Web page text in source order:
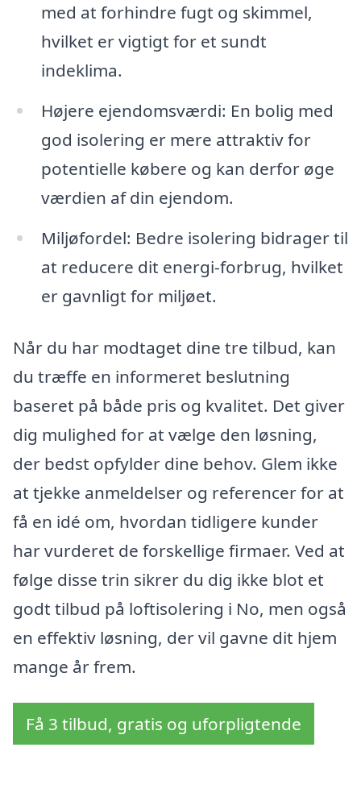
med at forhindre fugt og skimmel,
hvilket er vigtigt for et sundt
indeklima.
Højere ejendomsværdi: En bolig med
god isolering er mere attraktiv for
potentielle købere og kan derfor øge
værdien af din ejendom.
Miljøfordel: Bedre isolering bidrager til
at reducere dit energi-forbrug, hvilket
er gavnligt for miljøet.
Når du har modtaget dine tre tilbud, kan
du træffe en informeret beslutning
baseret på både pris og kvalitet. Det giver
dig mulighed for at vælge den løsning,
der bedst opfylder dine behov. Glem ikke
at tjekke anmeldelser og referencer for at
få en idé om, hvordan tidligere kunder
har vurderet de forskellige firmaer. Ved at
følge disse trin sikrer du dig ikke blot et
godt tilbud på loftisolering i No, men også
en effektiv løsning, der vil gavne dit hjem
mange år frem.
Få 3 tilbud, gratis og uforpligtende